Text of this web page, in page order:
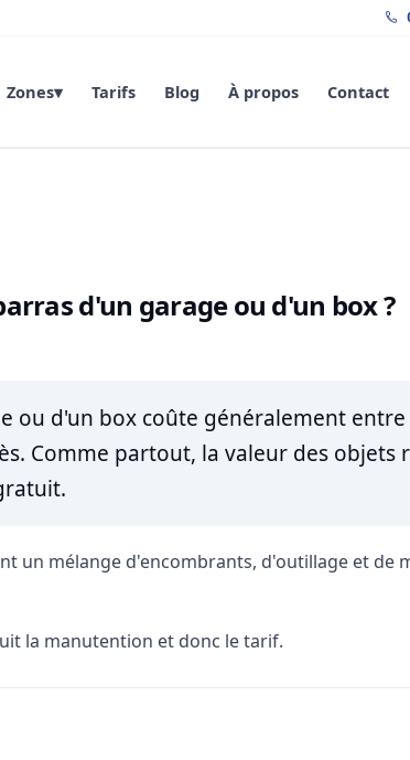
Zones▾ Tarifs Blog À propos Contact
d'un garage ou d'un box ?
ou d'un box coûte généralement entre
Comme partout, la valeur des objets
un mélange d'encombrants, d'outillage et de
la manutention et donc le tarif.